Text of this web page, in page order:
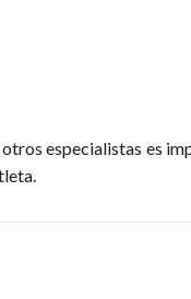
especialistas es